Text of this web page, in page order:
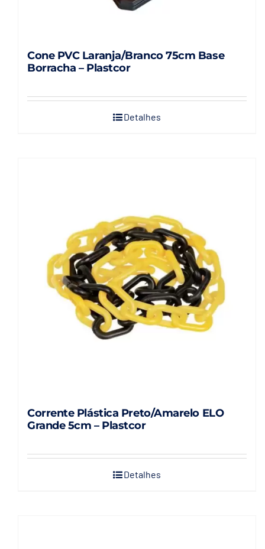
Cone PVC Laranja/Branco 75cm Base
Borracha – Plastcor
Detalhes
Corrente Plástica Preto/Amarelo ELO
Grande 5cm – Plastcor
Detalhes